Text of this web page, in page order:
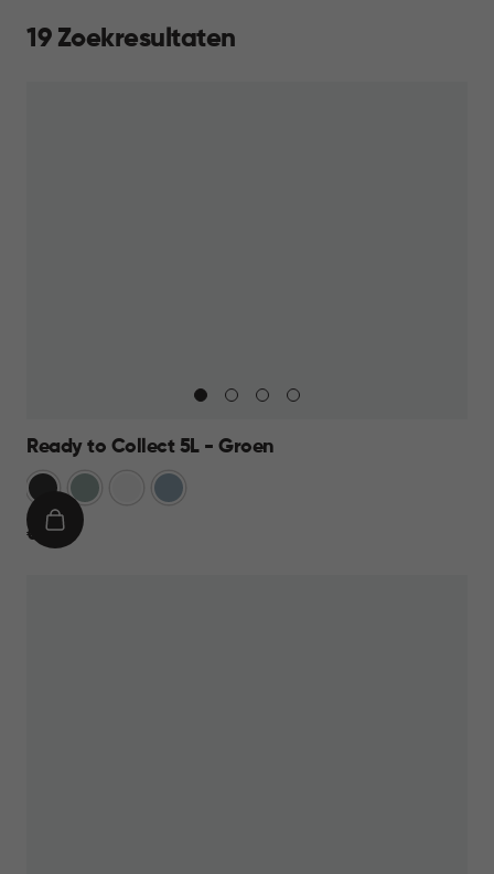
19 Zoekresultaten
Ready to Collect 5L - Groen
Donkergrijs
Groen Blauw
€
€ 9,95
IN